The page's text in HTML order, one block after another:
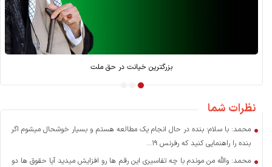
بازسازی بعد از جنگ؛ کارویژه بانک توسعه
نظرات شما
محمد: با سلام؛ بنده در حال انجام یک مطالعه هستم و بسیار خوشحال میشوم اگر
بنده را راهنمایی کنید که رفرنس ۱۹...
محمد: والله من موندم با چه تفاسیری این رقم ها رو افزایش میدید آیا حقوق ها دو